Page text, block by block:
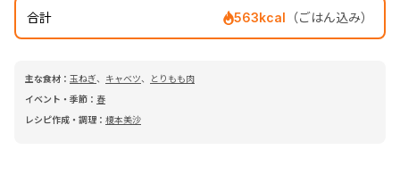
合計 563kcal （ごはん込み）
主な食材： 玉ねぎ、 キャベツ、 とりもも肉
イベント・季節： 春
レシピ作成・調理： 榎本美沙